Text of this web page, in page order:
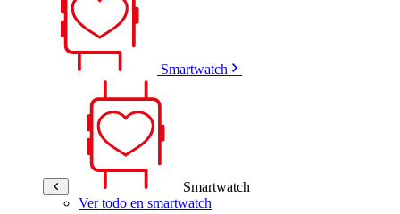
Smartwatch
Smartwatch
Ver todo en smartwatch